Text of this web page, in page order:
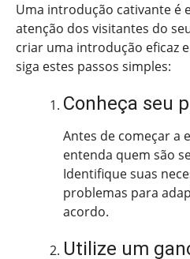
Uma introdução cativante é
atenção dos visitantes do
criar uma introdução eficaz
siga estes passos simples:
Conheça seu
Antes de começar a
entenda quem são
Identifique suas
problemas para
acordo.
Utilize um